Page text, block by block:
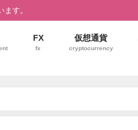
す。
FX
fx
仮想通貨
cryptocurrency